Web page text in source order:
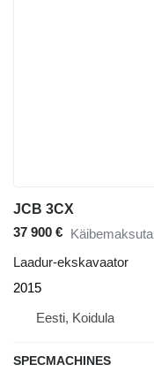
JCB 3CX
37 900 € Käibemaksuta
Laadur-ekskavaator
2015
Eesti, Koidula
SPECMACHINES